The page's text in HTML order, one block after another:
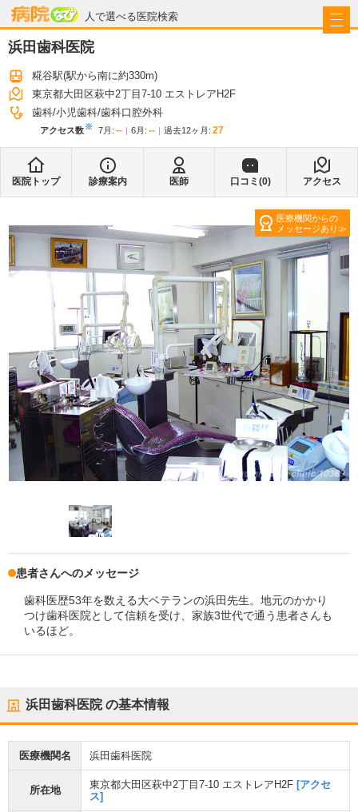
人で選べる医院検索
病院なび
浜田歯科医院
糀谷駅(駅から南に約330m)
東京都大田区萩中2丁目7-10 エストレアH2F
歯科 小児歯科 歯科口腔外科
アクセス数※ 7月 : -- 6月 : -- 過去12ヶ月: 27
医院トップ 診療案内 医師 口コミ(0) アクセス
医療機関からの
メッセージあり
患者さんへのメッセージ
歯科医歴53年を数える大ベテランの浜田先生。地元のかかり
つけ歯科医院として信頼を受け、家族3世代で通う患者さんも
いるほど。
浜田歯科医院の基本情報
医療機関名 浜田歯科医院
所在地 東京都大田区萩中2丁目7-10 エストレアH2F [アクセ
ス]